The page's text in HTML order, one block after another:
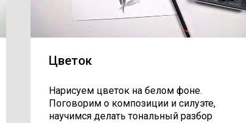
Цветок
Нарисуем цветок на белом фоне.
Поговорим о композиции и силуэте,
научимся делать тональный разбор